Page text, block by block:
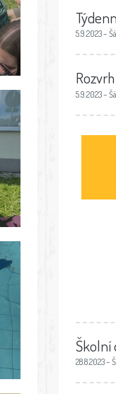
5.9.2023 –
5.9.2023 –
Školní
28.8.2023 –